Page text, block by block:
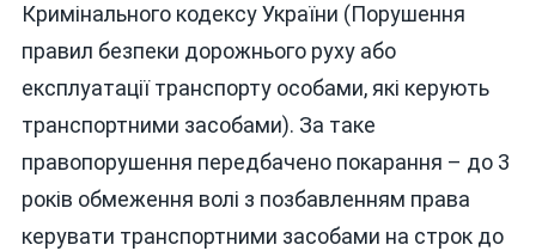
Кримінального кодексу України (Порушення
правил безпеки дорожнього руху або
експлуатації транспорту особами, які керують
транспортними засобами). За таке
правопорушення передбачено покарання – до 3
років обмеження волі з позбавленням права
керувати транспортними засобами на строк до